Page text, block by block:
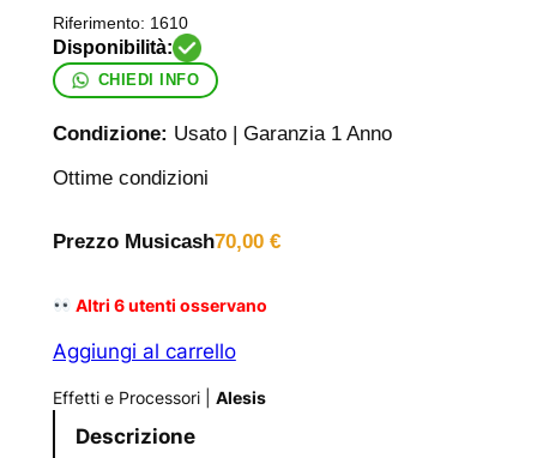
Riferimento: 1610
CHIEDI INFO
Condizione: Usato | Garanzia 1 Anno
Ottime condizioni
Prezzo Musicash70,00 €
Altri6utenti osservano
Aggiungi al carrello
Effetti e Processori| Alesis
Descrizione